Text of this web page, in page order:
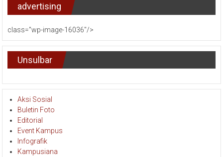
advertising
class="wp-image-16036"/>
Unsulbar
Aksi Sosial
Buletin Foto
Editorial
Event Kampus
Infografik
Kampusiana